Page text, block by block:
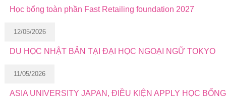
Học bổng toàn phần Fast Retailing foundation 2027
12/05/2026
DU HỌC NHẬT BẢN TẠI ĐẠI HỌC NGOẠI NGỮ TOKYO
11/05/2026
ASIA UNIVERSITY JAPAN, ĐIỀU KIỆN APPLY HỌC